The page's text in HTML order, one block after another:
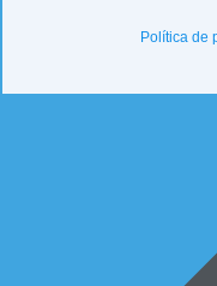
Política de